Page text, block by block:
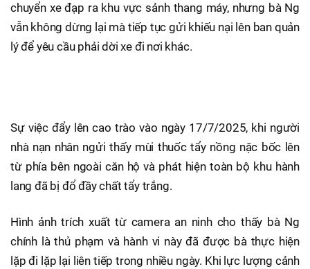
chuyển xe đạp ra khu vực sảnh thang máy, nhưng bà Ng
vẫn không dừng lại mà tiếp tục gửi khiếu nại lên ban quản
lý để yêu cầu phải dời xe đi nơi khác.
Sự việc đẩy lên cao trào vào ngày 17/7/2025, khi người
nhà nạn nhân ngửi thấy mùi thuốc tẩy nồng nặc bốc lên
từ phía bên ngoài căn hộ và phát hiện toàn bộ khu hành
lang đã bị đổ đầy chất tẩy trắng.
Hình ảnh trích xuất từ camera an ninh cho thấy bà Ng
chính là thủ phạm và hành vi này đã được bà thực hiện
lặp đi lặp lại liên tiếp trong nhiều ngày. Khi lực lượng cảnh